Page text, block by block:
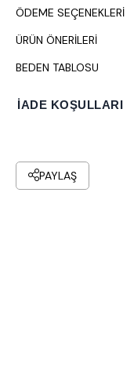
Stüdyo çekimlerinde
gösterebilir.
Çamaşır makinesinde
ÖDEME SEÇENEKLERI
ÜRÜN ÖNERILERI
BEDEN TABLOSU
İADE KOŞULLARI
PAYLAŞ